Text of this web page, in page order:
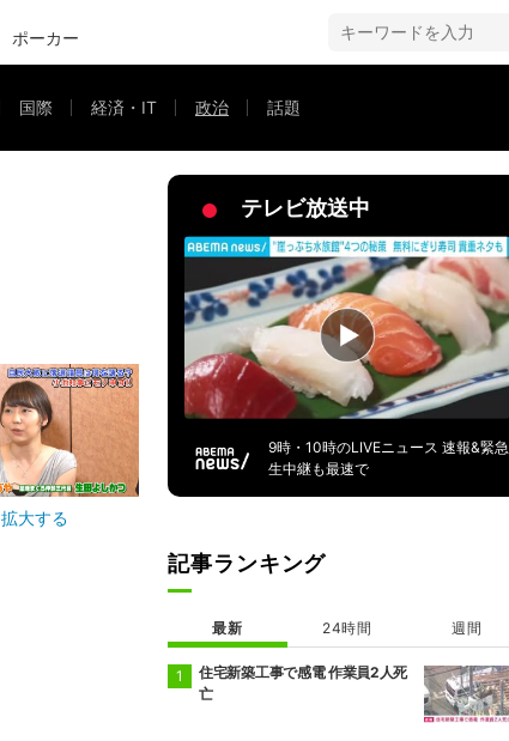
ポーカー
国際 経済・IT 政治 話題
拡大する
テレビ放送中
9時・10時のLIVEニュース 速報&緊急
生中継も最速で
記事ランキング
最新 24時間 週間
住宅新築工事で感電 作業員2人死
亡